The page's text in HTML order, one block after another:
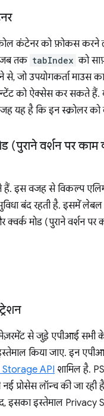
कंटेनर को फ़ोकस करने
जब तक tabIndex को
जो उपयोगकर्ता माउस
को ऐक्सेस कर सकते हैं. यह
है कि इन स्क्रोलर को
(पुराने वर्शन पर
इस वजह से विकल्प
बंद रहती है. इसमें
मोड (पुराने वर्शन
से जुड़े एपीआई सभी के
किया जाए. इन
API शामिल है.
प्रोसेस लॉन्च की जा
इसका इस्तेमाल